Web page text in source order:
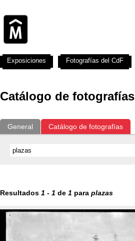
Catálogo de fotografías
General Catálogo de fotografías
Resultados 1 - 1 de 1 para plazas
Exposiciones Fotografías del CdF